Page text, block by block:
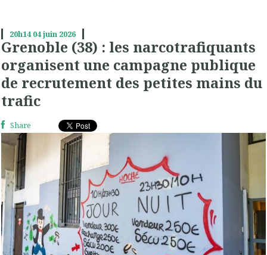
20h14 04juin 2026
Grenoble (38) : les narcotrafiquants
organisent une campagne publique
de recrutement des petites mains du
trafic
Share